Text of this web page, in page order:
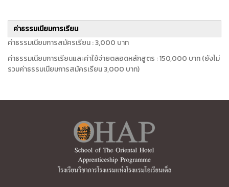
ค่าธรรมเนียมการเรียน
ค่าธรรมเนียมการสมัครเรียน : 3,000 บาท
ค่าธรรมเนียมการเรียนและค่าใช้จ่ายตลอดหลักสูตร : 150,000 บาท (ยังไม่
รวมค่าธรรมเนียมการสมัครเรียน 3,000 บาท)